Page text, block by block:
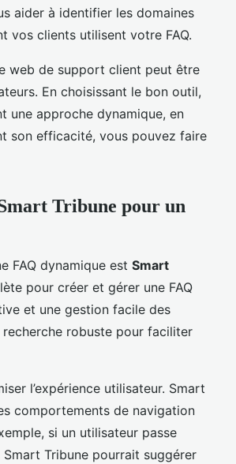
aider à identifier les domaines
vos clients utilisent votre FAQ.
web de support client peut être
En choisissant le bon outil,
une approche dynamique, en
son efficacité, vous pouvez faire
Tribune pour un
FAQ dynamique est Smart
pour créer et gérer une FAQ
et une gestion facile des
robuste pour faciliter
l’expérience utilisateur. Smart
comportements de navigation
si un utilisateur passe
Tribune pourrait suggérer